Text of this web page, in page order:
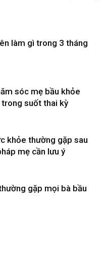
làm gì trong 3 tháng
sóc mẹ bầu khỏe
suốt thai kỳ
khỏe thường gặp sau
mẹ cần lưu ý
gặp mọi bà bầu